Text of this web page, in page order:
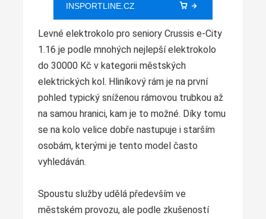
INSPORTLINE.CZ
Levné elektrokolo pro seniory Crussis e-City
1.16 je podle mnohých nejlepší elektrokolo
do 30000 Kč v kategorii městských
elektrických kol. Hliníkový rám je na první
pohled typický sníženou rámovou trubkou až
na samou hranici, kam je to možné. Díky tomu
se na kolo velice dobře nastupuje i starším
osobám, kterými je tento model často
vyhledáván.
Spoustu služby udělá především ve
městském provozu, ale podle zkušeností